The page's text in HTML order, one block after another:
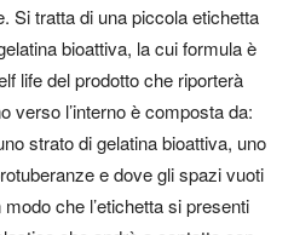
Si tratta di una piccola etichetta
bioattiva, la cui formula è
life del prodotto che riporterà
verso l’interno è composta da:
strato di gelatina bioattiva, uno
e dove gli spazi vuoti
che l’etichetta si presenti